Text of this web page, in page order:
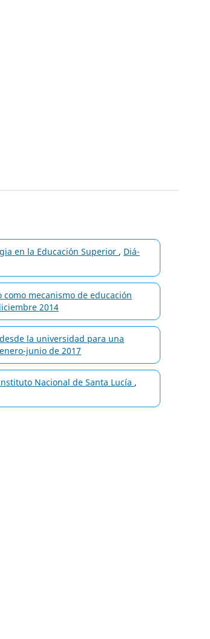
en la Educación Superior , Diá-
mecanismo de educación
2014
la universidad para una
junio de 2017
Nacional de Santa Lucía ,